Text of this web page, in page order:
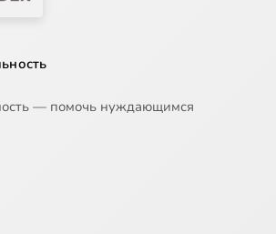
— помочь нуждающимся